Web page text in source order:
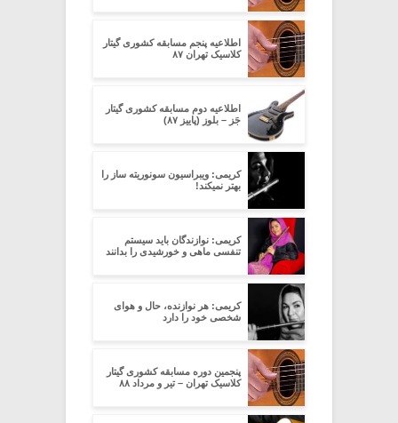
اطلاعیه پنجم مسابقه کشوری گیتار
کلاسیک تهران ۸۷
اطلاعیه دوم مسابقه کشوری گیتار
جَز – بلوز (پاییز ۸۷)
کریمی: ویبراسیون سونوریته ساز را
بهتر نمیکند!
کریمی: نوازندگان باید سیستم
تنفسی ماهی و خورشیدی را بدانند
کریمی: هر نوازنده، حال و هوای
شخصی خود را دارد
پنجمین دوره مسابقه کشوری گیتار
کلاسیک تهران – تیر و مرداد ۸۸